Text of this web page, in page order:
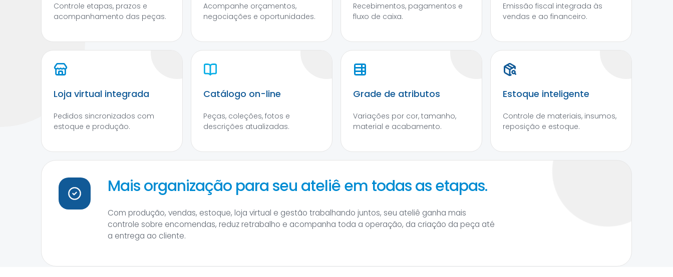
Controle etapas, prazos e
acompanhamento das peças.
Acompanhe orçamentos,
negociações e oportunidades.
Recebimentos, pagamentos e
fluxo de caixa.
Emissão fiscal integrada às
vendas e ao financeiro.
Loja virtual integrada
Pedidos sincronizados com
estoque e produção.
Catálogo on-line
Peças, coleções, fotos e
descrições atualizadas.
Grade de atributos
Variações por cor, tamanho,
material e acabamento.
Estoque inteligente
Controle de materiais, insumos,
reposição e estoque.
Mais organização para seu ateliê em todas as etapas.
Com produção, vendas, estoque, loja virtual e gestão trabalhando juntos, seu ateliê ganha mais
controle sobre encomendas, reduz retrabalho e acompanha toda a operação, da criação da peça até
a entrega ao cliente.